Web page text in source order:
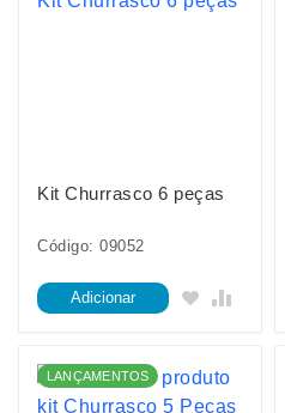
Kit Churrasco 6 peças
Código: 09052
Adicionar
LANÇAMENTOS